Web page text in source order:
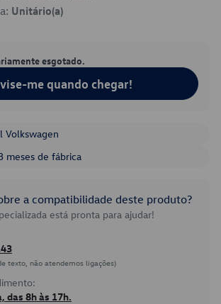
Unitário(a)
esgotado.
me quando chegar!
Volkswagen
meses de fábrica
a compatibilidade deste produto?
está pronta para ajudar!
texto, não atendemos ligações)
das 8h às 17h.